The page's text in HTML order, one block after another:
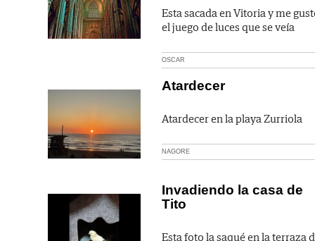
Esta sacada en Vitoria y me
el juego de luces que se veía
OSCAR
Atardecer
Atardecer en la playa Zurriola
NAGORE
Invadiendo la casa de
Tito
Esta foto la saqué en la terraza